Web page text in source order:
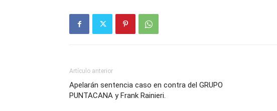
Artículo anterior
Apelarán sentencia caso en contra del GRUPO
PUNTACANA y Frank Rainieri.